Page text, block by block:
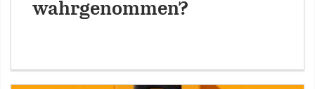
wahrgenommen?